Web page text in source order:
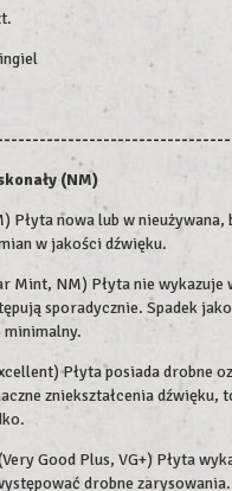
(NM)
Płyta nowa lub w nieużywana,
w jakości dźwięku.
Mint, NM) Płyta nie wykazuje
sporadycznie. Spadek
minimalny.
Płyta posiada drobne
zniekształcenia dźwięku,
Good Plus, VG+) Płyta
drobne